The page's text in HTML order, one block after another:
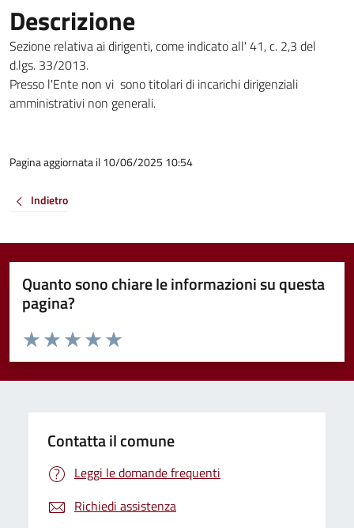
Descrizione
Sezione relativa ai dirigenti, come indicato all' 41, c. 2,3 del
d.lgs. 33/2013.
Presso l'Ente non vi sono titolari di incarichi dirigenziali
amministrativi non generali.
Pagina aggiornata il 10/06/2025 10:54
Indietro
Quanto sono chiare le informazioni su questa
pagina?
Valuta da 1 a 5 stelle la pagina
Valuta 5 stelle su 5
Valuta 4 stelle su 5
Valuta 3 stelle su 5
Valuta 2 stelle su 5
Valuta 1 stelle su 5
Contatta il comune
Leggi le domande frequenti
Richiedi assistenza